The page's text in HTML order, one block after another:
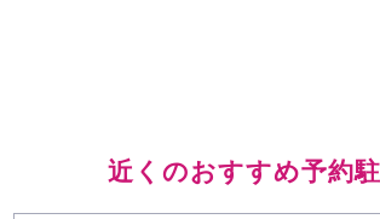
近くのおすすめ予約